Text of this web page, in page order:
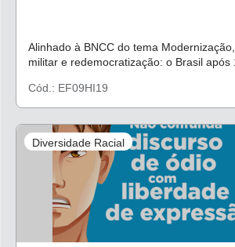
Alinhado à BNCC do tema
militar e redemocratização: o Brasil após
Cód.: EF09HI19
Diversidade Racial